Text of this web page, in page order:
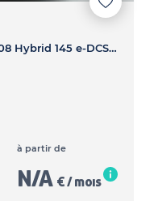
Hybrid 145 e-DCS6 Allure - 3008 Hybrid 145 e-DCS6 Allure
à partir de
N/A € / mois